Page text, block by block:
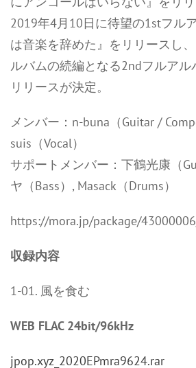
2019年4月10日に待望の1stフル
は音楽を辞めた』をリリースし
ルバムの続編となる2ndフルア
リリースが決定。
メンバー：n-buna（Guitar /
suis（Vocal）
サポートメンバー：下鶴光康（
ヤ（Bass）, Masack（Drums）
https://mora.jp/package/
収録内容
1-01. 風を食む
WEB FLAC 24bit/96kHz
jpop.xyz_2020EPmra9624.rar